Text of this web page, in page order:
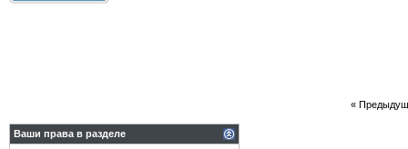
«
Ваши права в разделе